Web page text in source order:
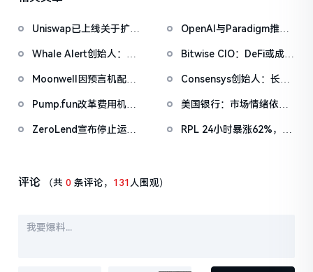
Uniswap已上线关于扩大
OpenAI与Paradigm推出
Agent在智能合约安全中
的应用
Whale Alert创始人：
2023年底，或临近三年盈
利周期拐点
Bitwise CIO：DeFi或成走
称「比特币之春将至」
Moonwell因预言机配置
账
Consensys创始人：长期
ETH相比BTC具有更强的
功能性需求
Pump.fun改革费用机
交易者奖励
美国银行：市场情绪依然
为投资者最关注的尾部风
ZeroLend宣布停止运
RPL 24小时暴涨62%，将
评论 （共0 条评论， 131 人围观）